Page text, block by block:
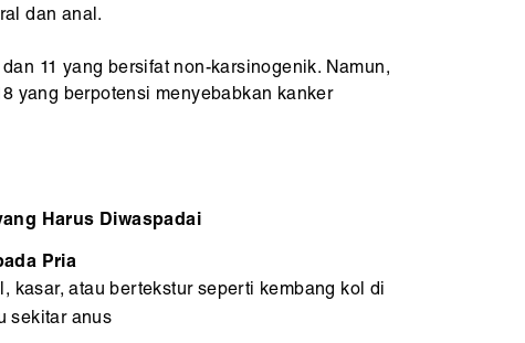
dan anal.
11 yang bersifat non-karsinogenik. Namun,
yang berpotensi menyebabkan kanker
Harus Diwaspadai
Pria
kasar, atau bertekstur seperti kembang kol di
sekitar anus